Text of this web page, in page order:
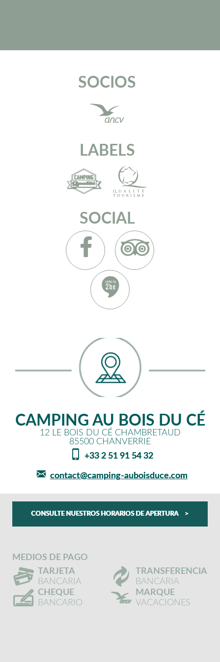
SOCIOS
LABELS
SOCIAL
CAMPING AU BOIS DU CÉ
12 LE BOIS DU CÉ CHAMBRETAUD
85500 CHANVERRIE
+33 2 51 91 54 32
contact@camping-auboisduce.com
CONSULTE NUESTROS HORARIOS DE APERTURA
MEDIOS DE PAGO
TARJETA
BANCARIA
TRANSFERENCIA
BANCARIA
CHEQUE
BANCARIO
MARQUE
VACACIONES